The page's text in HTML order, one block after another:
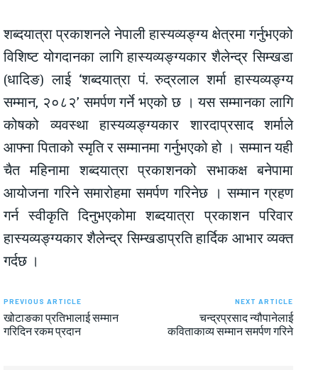
शब्दयात्रा प्रकाशनले नेपाली हास्यव्यङ्ग्य क्षेत्रमा गर्नुभएको
विशिष्ट योगदानका लागि हास्यव्यङ्ग्यकार शैलेन्द्र सिम्खडा
(धादिङ) लाई ‘शब्दयात्रा पं. रुद्रलाल शर्मा हास्यव्यङ्ग्य
सम्मान, २०८२’ समर्पण गर्ने भएको छ । यस सम्मानका लागि
कोषको व्यवस्था हास्यव्यङ्ग्यकार शारदाप्रसाद शर्माले
आफ्ना पिताको स्मृति र सम्मानमा गर्नुभएको हो । सम्मान यही
चैत महिनामा शब्दयात्रा प्रकाशनको सभाकक्ष बनेपामा
आयोजना गरिने समारोहमा समर्पण गरिनेछ । सम्मान ग्रहण
गर्न स्वीकृति दिनुभएकोमा शब्दयात्रा प्रकाशन परिवार
हास्यव्यङ्ग्यकार शैलेन्द्र सिम्खडाप्रति हार्दिक आभार व्यक्त
गर्दछ ।
PREVIOUS ARTICLE
खोटाङका प्रतिभालाई सम्मान
गरिदिन रकम प्रदान
NEXT ARTICLE
चन्द्रप्रसाद न्यौपानेलाई
कविताकाव्य सम्मान समर्पण गरिने